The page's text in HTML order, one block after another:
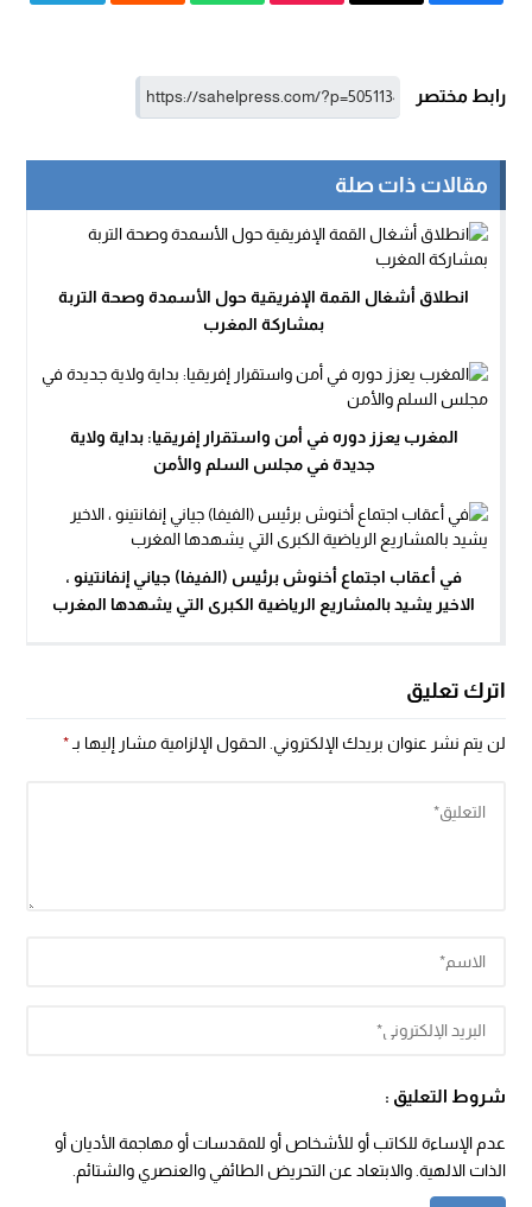
رابط مختصر
مقالات ذات صلة
انطلاق أشغال القمة الإفريقية حول الأسمدة وصحة التربة
بمشاركة المغرب
المغرب يعزز دوره في أمن واستقرار إفريقيا: بداية ولاية
جديدة في مجلس السلم والأمن
في أعقاب اجتماع أخنوش برئيس (الفيفا) جياني إنفانتينو ،
الاخير يشيد بالمشاريع الرياضية الكبرى التي يشهدها المغرب
اترك تعليق
لن يتم نشر عنوان بريدك الإلكتروني. الحقول الإلزامية مشار إليها بـ*
شروط التعليق :
عدم الإساءة للكاتب أو للأشخاص أو للمقدسات أو مهاجمة الأديان أو
الذات الالهية. والابتعاد عن التحريض الطائفي والعنصري والشتائم.